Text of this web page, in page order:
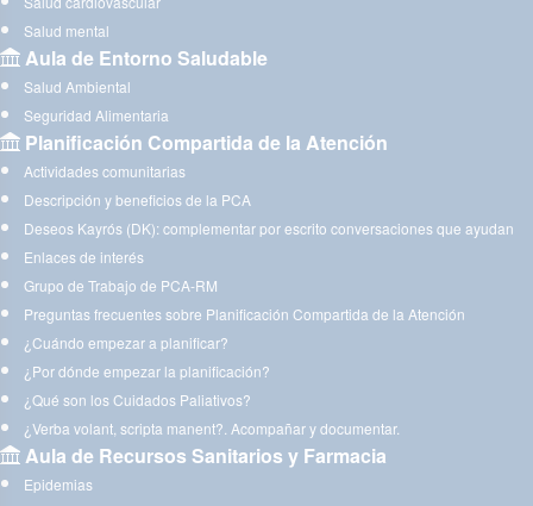
Salud mental
Aula de Entorno Saludable
Salud Ambiental
Seguridad Alimentaria
Planificación Compartida de la Atención
Actividades comunitarias
Descripción y beneficios de la PCA
Deseos Kayrós (DK): complementar por escrito conversaciones que ayudan
Enlaces de interés
Grupo de Trabajo de PCA-RM
Preguntas frecuentes sobre Planificación Compartida de la Atención
¿Cuándo empezar a planificar?
¿Por dónde empezar la planificación?
¿Qué son los Cuidados Paliativos?
¿Verba volant, scripta manent?. Acompañar y documentar.
Aula de Recursos Sanitarios y Farmacia
Epidemias